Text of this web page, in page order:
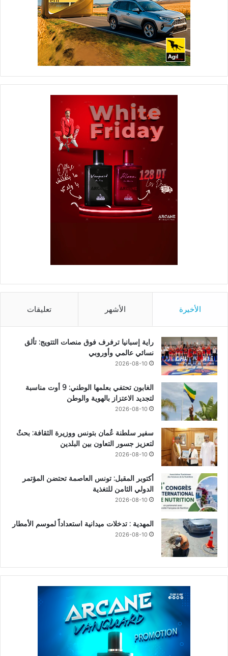
الأخيرة الأشهر تعليقات
راية إسبانيا ترفرف فوق منصات التتويج: تألق
نسائي عالمي وأوروبي
2026-08-10
الغابون تحتفي بعلمها الوطني: 9 أوت مناسبة
لتجديد الاعتزاز بالهوية والوطن
2026-08-10
سفير سلطنة عُمان بتونس ووزيرة الثقافة: بحثٌ
لتعزيز جسور التعاون بين البلدين
2026-08-10
أكتوبر المقبل: تونس العاصمة تحتضن المؤتمر
الدولي الثامن للتغذية
2026-08-10
المهدية : تدخلات ميدانية استعداداً لموسم الأمطار
2026-08-10